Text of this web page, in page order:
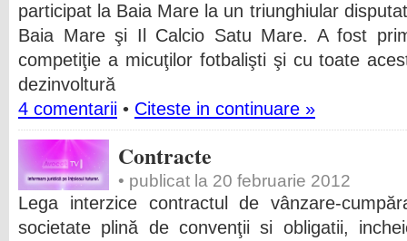
participat la Baia Mare la un triunghiular
Baia Mare şi Il Calcio Satu Mare. A fost
competiţie a micuţilor fotbalişti şi cu toate
dezinvoltură
4 comentarii • Citeste in continuare »
Contracte
• publicat la 20 februarie 2012
Lega interzice contractul de vânzare-
societate plină de convenţii si obligatii,